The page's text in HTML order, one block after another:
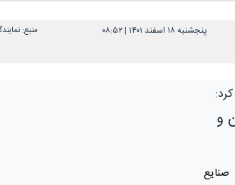
پنجشنبه ۱۸ اسفند ۱۴۰۱ | ۰۸:۵۲ منبع:
و
صنایع